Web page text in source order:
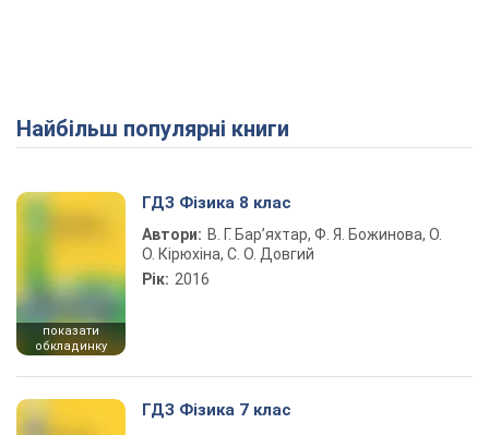
Найбільш популярні книги
показати
обкладинку
ГДЗ Фізика 8 клас
Автори: В. Г. Бар’яхтар, Ф. Я. Божинова, О.
О. Кірюхіна, С. О. Довгий
Рік: 2016
ГДЗ Фізика 7 клас